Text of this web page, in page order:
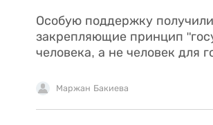
Особую поддержку
закрепляющие принцип
человека, а не человек для
Маржан Бакиева